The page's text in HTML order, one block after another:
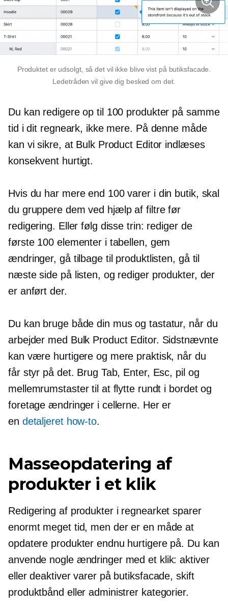
Produktet er udsolgt, så det vil ikke blive vist på butiksfacade.
Ledetråden vil give dig besked om det.
Du kan redigere op til 100 produkter på samme
tid i dit regneark, ikke mere. På denne måde
kan vi sikre, at Bulk Product Editor indlæses
konsekvent hurtigt.
Hvis du har mere end 100 varer i din butik, skal
du gruppere dem ved hjælp af filtre før
redigering. Eller følg disse trin: rediger de
første 100 elementer i tabellen, gem
ændringer, gå tilbage til produktlisten, gå til
næste side på listen, og rediger produkter, der
er anført der.
Du kan bruge både din mus og tastatur, når du
arbejder med Bulk Product Editor. Sidstnævnte
kan være hurtigere og mere praktisk, når du
får styr på det. Brug Tab, Enter, Esc, pil og
mellemrumstaster til at flytte rundt i bordet og
foretage ændringer i cellerne. Her er
en detaljeret how-to.
Masseopdatering af
produkter i et klik
Redigering af produkter i regnearket sparer
enormt meget tid, men der er en måde at
opdatere produkter endnu hurtigere på. Du kan
anvende nogle ændringer med et klik: aktiver
eller deaktiver varer på butiksfacade, skift
produktbånd eller administrer kategorier.